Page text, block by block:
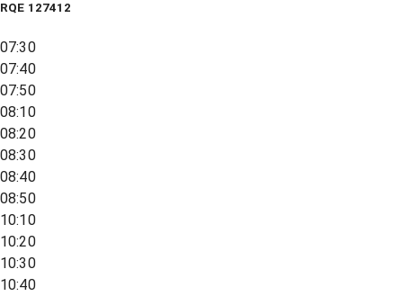
RQE 127412
07:30
07:40
07:50
08:10
08:20
08:30
08:40
08:50
10:10
10:20
10:30
10:40